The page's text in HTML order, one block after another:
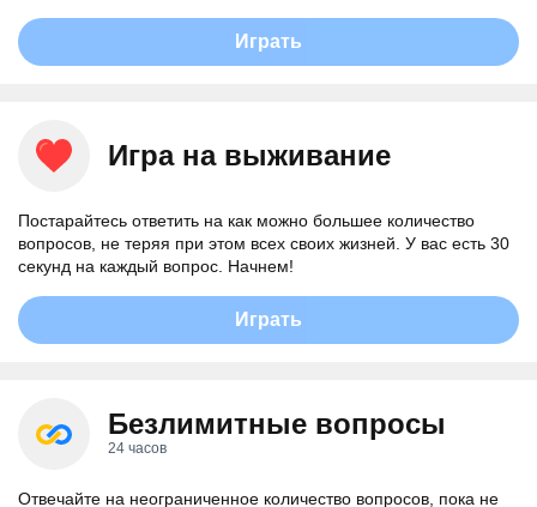
Играть
Игра на выживание
Постарайтесь ответить на как можно большее количество
вопросов, не теряя при этом всех своих жизней. У вас есть 30
секунд на каждый вопрос. Начнем!
Играть
Безлимитные вопросы
24 часов
Отвечайте на неограниченное количество вопросов, пока не